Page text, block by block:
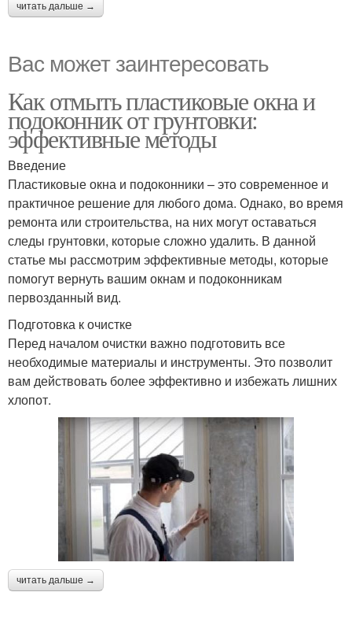
читать дальше →
Вас может заинтересовать
Как отмыть пластиковые окна и
подоконник от грунтовки:
эффективные методы
Введение
Пластиковые окна и подоконники – это современное и
практичное решение для любого дома. Однако, во время
ремонта или строительства, на них могут оставаться
следы грунтовки, которые сложно удалить. В данной
статье мы рассмотрим эффективные методы, которые
помогут вернуть вашим окнам и подоконникам
первозданный вид.
Подготовка к очистке
Перед началом очистки важно подготовить все
необходимые материалы и инструменты. Это позволит
вам действовать более эффективно и избежать лишних
хлопот.
читать дальше →